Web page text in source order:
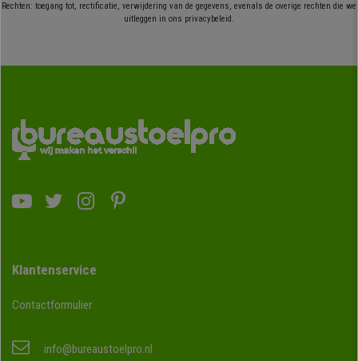
Rechten: toegang tot, rectificatie, verwijdering van de gegevens, evenals de overige rechten die we
uitleggen in ons privacybeleid.
Klantenservice
Contactformulier
info@bureaustoelpro.nl